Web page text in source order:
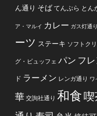
ん通り そばてんぷら とん
ア・マルイ カレー ガス灯通り
ーツ ステーキ ソフトク
グ・ビュッフェ パン フ
ド ラーメン レンガ通り ワ
華 交詢社通り 和食喫